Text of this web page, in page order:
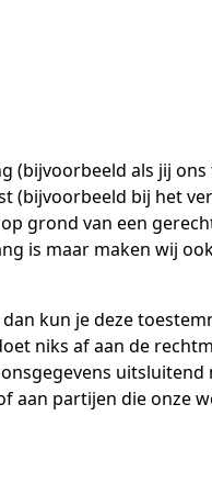
(bijvoorbeeld als jij
bij het
grond van een
is maar maken wij
kun je deze
niks af aan de
partijen die onze